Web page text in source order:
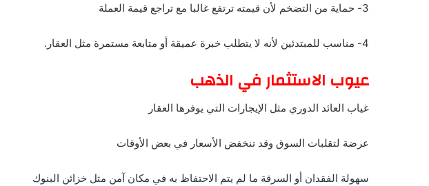
3- حماية من التضخم لأن قيمته ترتفع غالبا مع تراجع قيمة العملة
4- مناسب للمبتدئين لأنه لا يتطلب خبرة عميقة أو متابعة مستمرة مثل العقار.
عيوب الاستثمار في الذهب
غياب العائد الدوري مثل الإيجارات التي يوفرها العقار
عرضة لتقلبات السوق وقد تنخفض الأسعار في بعض الأوقات
سهولة الفقدان أو السرقة ما لم يتم الاحتفاظ به في مكان آمن مثل خزائن البنوك